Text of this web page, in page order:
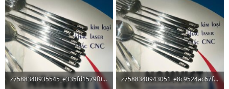
z7588340935545_e335fd1579f002bbbe04f0dcb4b6bf69 - Copy.jpg
z7588340943051_e8c9524ac67f86e4e32e35beb16d1afb - Copy.jpg